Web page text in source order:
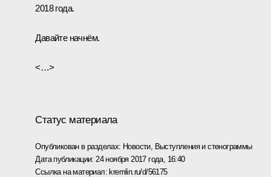
2018 года.
Давайте начнём.
<…>
Статус материала
Опубликован в разделах: Новости, Выступления и стенограммы
Дата публикации: 24 ноября 2017 года, 16:40
Ссылка на материал: kremlin.ru/d/56175